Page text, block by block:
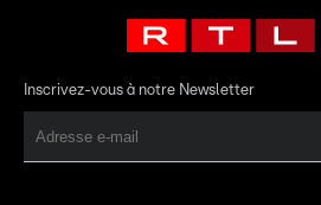
Inscrivez-vous à notre Newsletter